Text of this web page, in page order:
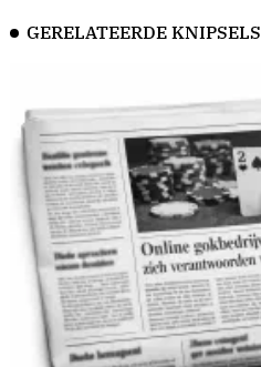
GERELATEERDE KNIPSELS